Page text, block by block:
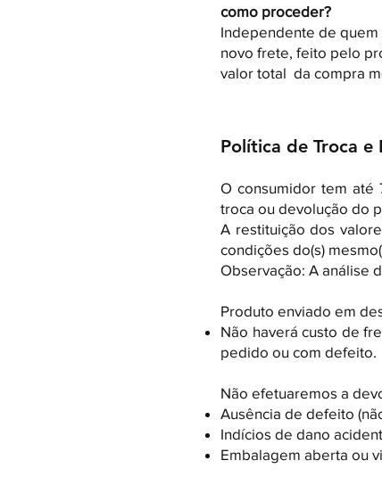
como proceder?
Independente de
novo frete, feito pelo
valor total da compra
Política de Troca e
O consumidor tem até
troca ou devolução do
A restituição dos
condições do(s)
Observação: A análise
Produto enviado em
Não haverá custo de
pedido ou com defeito.
Não efetuaremos a
Ausência de defeito
Indícios de dano
Embalagem aberta ou